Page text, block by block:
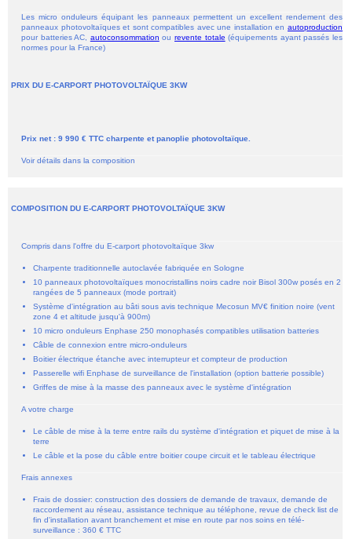
Les micro onduleurs équipant les panneaux permettent un excellent rendement des
panneaux photovoltaïques et sont compatibles avec une installation en autoproduction
pour batteries AC, autoconsommation ourevente totale (équipements ayant passés les
normes pour la France)
PRIX DU E-CARPORT PHOTOVOLTAÏQUE 3KW
Prix net : 9 990 € TTC charpente et panoplie photovoltaïque
Voir détails dans la composition
COMPOSITION DU E-CARPORT PHOTOVOLTAÏQUE 3KW
Compris dans l'offre du E-carport photovoltaïque 3kw
Charpente traditionnelle autoclavée fabriquée en Sologne
10 panneaux photovoltaïques monocristallins noirs cadre noir Bisol 300w posés en 2
rangées de 5 panneaux (mode portrait)
Système d'intégration au bâti sous avis technique Mecosun MV€ finition noire (vent
zone 4 et altitude jusqu'à 900m)
10 micro onduleurs Enphase 250 monophasés compatibles utilisation batteries
Câble de connexion entre micro-onduleurs
Boitier électrique étanche avec interrupteur et compteur de production
Passerelle wifi Enphase de surveillance de l'installation (option batterie possible)
Griffes de mise à la masse des panneaux avec le système d'intégration
A votre charge
Le câble de mise à la terre entre rails du système d'intégration et piquet de mise à la
terre
Le câble et la pose du câble entre boitier coupe circuit et le tableau électrique
Frais annexes
Frais de dossier: construction des dossiers de demande de travaux, demande de
raccordement au réseau, assistance technique au téléphone, revue de check list de
fin d'installation avant branchement et mise en route par nos soins en télé-
surveillance : 360 € TTC